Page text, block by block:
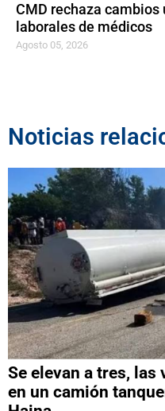
CMD rechaza
laborales de médicos
Agosto 05, 2026
Noticias
Se elevan a tres,
en un camión